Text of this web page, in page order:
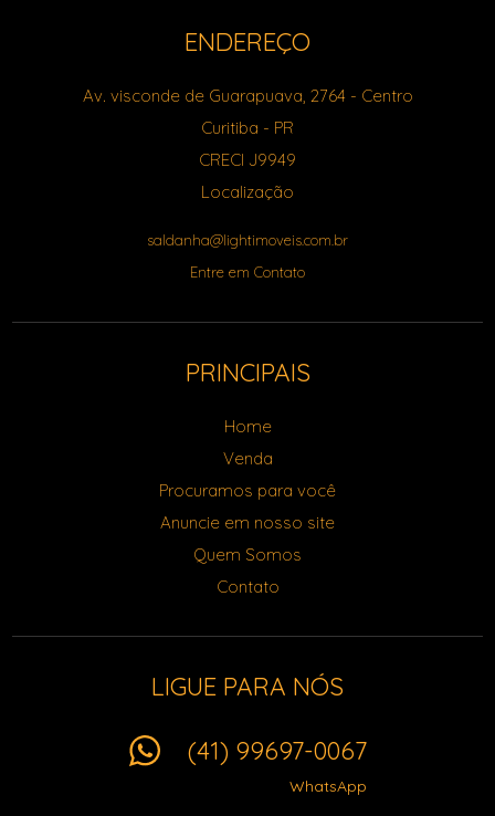
ENDEREÇO
Av. visconde de Guarapuava, 2764- Centro
Curitiba - PR
CRECI J9949
Localização
saldanha@lightimoveis.com.br
Entre em Contato
PRINCIPAIS
Home
Venda
Procuramos para você
Anuncie em nosso site
Quem Somos
Contato
LIGUE PARA NÓS
(41) 99697-0067
WhatsApp